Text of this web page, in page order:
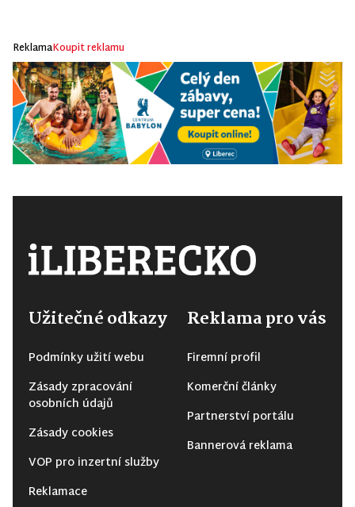
ReklamaKoupit reklamu
Užitečné odkazy
Podmínky užití webu
Zásady zpracování
osobních údajů
Zásady cookies
VOP pro inzertní služby
Reklamace
Reklama pro vás
Firemní profil
Komerční články
Partnerství portálu
Bannerová reklama